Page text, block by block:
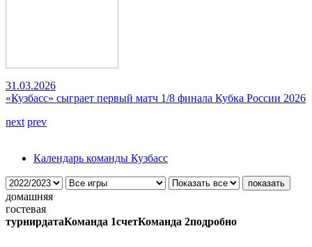
31.03.2026
«Кузбасс» сыграет первый матч 1/8 финала Кубка России 2026
next prev
Календарь команды Кузбасс
домашняя
гостевая
турнирдатаКоманда 1счетКоманда 2подробно